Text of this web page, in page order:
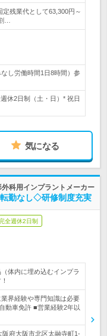
残業代として63,300円～
…
し労働時間1日8時間）参
休2日制（土・日）* 祝日
気になる
科用インプラントメーカー
勤なし◇研修制度充実
全週休2日制
体内に埋め込むインプラ
界経験や専門知識は必要
動車免許 ■営業経験2年以
府大阪市北区太融寺町1-